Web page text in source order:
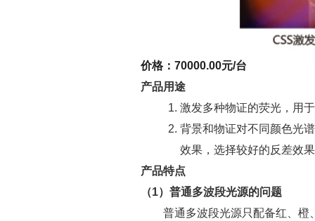
价格：70000.00元/台
产品用途
激发多种物证的荧光，用
背景和物证对不同颜色光
效果，选择较好的反差效
产品特点
（1）普通多波段光源的问题
普通多波段光源只配备红、橙、